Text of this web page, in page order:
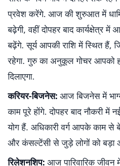
प्रवेश करेंगे. आज की शुरुआत में
बढ़ेगी, वहीं दोपहर बाद कार्यक्षेत्र
बढ़ेंगे. सूर्य आपकी राशि में स्थित हैं,
रहेगा. गुरु का अनुकूल गोचर आपको
दिलाएगा.
करियर-बिजनेस: आज बिजनेस में
काम पूरे होंगे. दोपहर बाद नौकरी में
योग हैं. अधिकारी वर्ग आपके काम से
और कंसल्टेंसी से जुड़े लोगों को बड़ा
रिलेशनशिप: आज पारिवारिक